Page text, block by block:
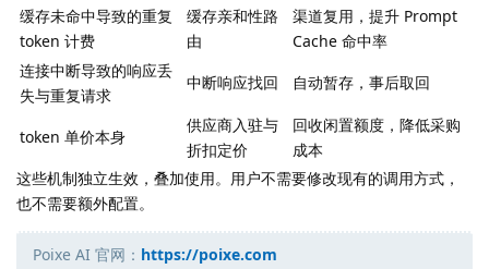
缓存未命中导致的重复
token 计费
缓存亲和性路
由
渠道复用，提升 Prompt
Cache 命中率
连接中断导致的响应丢
失与重复请求
中断响应找回 自动暂存，事后取回
token 单价本身
供应商入驻与
折扣定价
回收闲置额度，降低采购
成本
这些机制独立生效，叠加使用。用户不需要修改现有的调用方式，
也不需要额外配置。
Poixe AI 官网： https://poixe.com